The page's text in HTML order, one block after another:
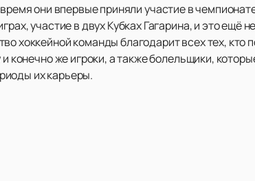
они впервые приняли участие в
участие в двух Кубках Гагарина, и это ещё
хоккейной команды благодарит всех тех, кто
конечно же игроки, а также болельщики,
их карьеры.